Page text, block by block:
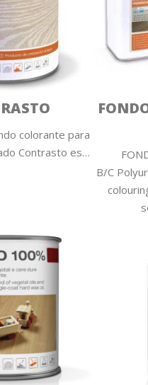
colorante para
Contrasto es…
B/C